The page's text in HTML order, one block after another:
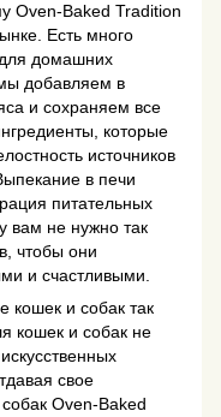
Oven-Baked Tradition
Есть много
домашних
добавляем в
и сохраняем все
которые
источников
в печи
питательных
вам не нужно так
чтобы они
и счастливыми.
кошек и собак так
кошек и собак не
свое
Oven-Baked